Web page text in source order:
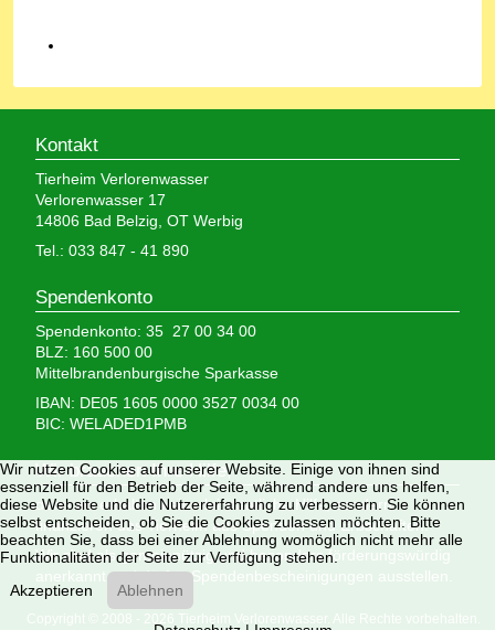
Kontakt
Tierheim Verlorenwasser
Verlorenwasser 17
14806 Bad Belzig, OT Werbig
Tel.: 033 847 - 41 890
Spendenkonto
Spendenkonto: 35 27 00 34 00
BLZ: 160 500 00
Mittelbrandenburgische Sparkasse
IBAN: DE05 1605 0000 3527 0034 00
BIC: WELADED1PMB
Wir brauchen Ihre Hilfe,
denn wir erhalten keinerlei staatliche Hilfe, sondern
finanzieren das Tierheim aus Spenden und Erbschaften.
Wir sind als gemeinnützig und besonders förderungswürdig
anerkannt und dürfen Spendenbescheinigungen ausstellen.
Copyright © 2008 - 2026 Tierheim Verlorenwasser. Alle Rechte vorbehalten.
Wir nutzen Cookies auf unserer Website. Einige von ihnen sind
essenziell für den Betrieb der Seite, während andere uns helfen,
diese Website und die Nutzererfahrung zu verbessern. Sie können
selbst entscheiden, ob Sie die Cookies zulassen möchten. Bitte
beachten Sie, dass bei einer Ablehnung womöglich nicht mehr alle
Funktionalitäten der Seite zur Verfügung stehen.
Akzeptieren
Ablehnen